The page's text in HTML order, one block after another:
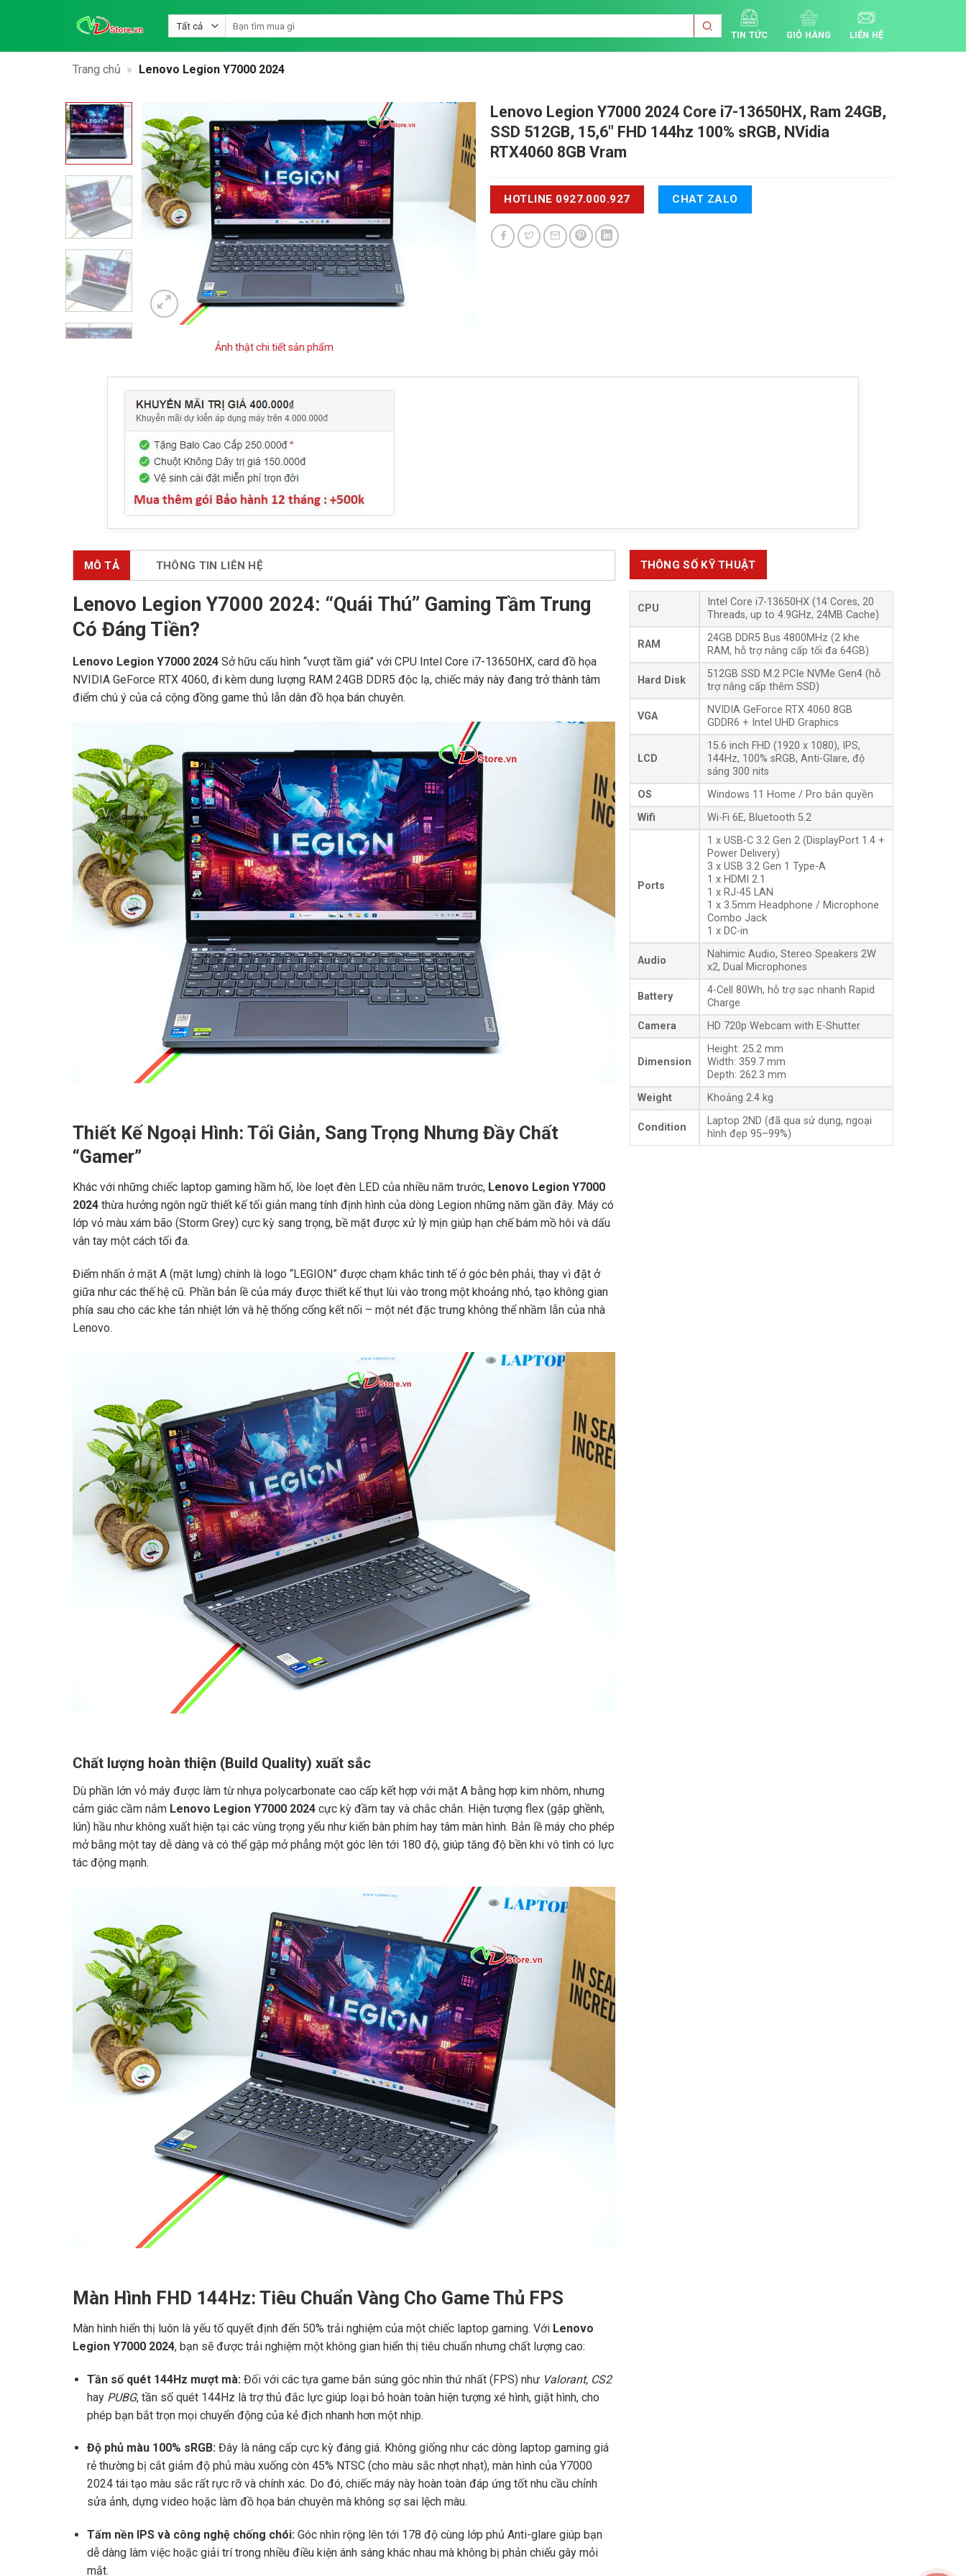
kiếm:
TIN TỨC GIỎ HÀNG LIÊN HỆ
Trang chủ » Lenovo Legion Y7000 2024
Ảnh thật chi tiết sản phẩm
Lenovo Legion Y7000 2024 Core i7-13650HX, Ram 24GB,
SSD 512GB, 15,6" FHD 144hz 100% sRGB, NVidia
RTX4060 8GB Vram
HOTLINE 0927.000.927 CHAT ZALO
MÔ TẢ THÔNG TIN LIÊN HỆ
Lenovo Legion Y7000 2024: “Quái Thú” Gaming Tầm Trung
Có Đáng Tiền?
Lenovo Legion Y7000 2024 Sở hữu cấu hình “vượt tầm giá” với CPU Intel Core i7-13650HX, card đồ họa
NVIDIA GeForce RTX 4060, đi kèm dung lượng RAM 24GB DDR5 độc lạ, chiếc máy này đang trở thành tâm
điểm chú ý của cả cộng đồng game thủ lẫn dân đồ họa bán chuyên.
Thiết Kế Ngoại Hình: Tối Giản, Sang Trọng Nhưng Đầy Chất
“Gamer”
Khác với những chiếc laptop gaming hầm hố, lòe loẹt đèn LED của nhiều năm trước, Lenovo Legion Y7000
2024thừa hưởng ngôn ngữ thiết kế tối giản mang tính định hình của dòng Legion những năm gần đây. Máy có
lớp vỏ màu xám bão (Storm Grey) cực kỳ sang trọng, bề mặt được xử lý mịn giúp hạn chế bám mồ hôi và dấu
vân tay một cách tối đa.
Điểm nhấn ở mặt A (mặt lưng) chính là logo “LEGION” được chạm khắc tinh tế ở góc bên phải, thay vì đặt ở
giữa như các thế hệ cũ. Phần bản lề của máy được thiết kế thụt lùi vào trong một khoảng nhỏ, tạo không gian
phía sau cho các khe tản nhiệt lớn và hệ thống cổng kết nối – một nét đặc trưng không thể nhầm lẫn của nhà
Lenovo.
Chất lượng hoàn thiện (Build Quality) xuất sắc
Dù phần lớn vỏ máy được làm từ nhựa polycarbonate cao cấp kết hợp với mặt A bằng hợp kim nhôm, nhưng
cảm giác cầm nắm Lenovo Legion Y7000 2024cực kỳ đầm tay và chắc chắn. Hiện tượng flex (gập ghềnh,
lún) hầu như không xuất hiện tại các vùng trọng yếu như kiến bàn phím hay tâm màn hình. Bản lề máy cho phép
mở bằng một tay dễ dàng và có thể gập mở phẳng một góc lên tới 180 độ, giúp tăng độ bền khi vô tình có lực
tác động mạnh.
Màn Hình FHD 144Hz: Tiêu Chuẩn Vàng Cho Game Thủ FPS
Màn hình hiển thị luôn là yếu tố quyết định đến 50% trải nghiệm của một chiếc laptop gaming. Với Lenovo
Legion Y7000 2024, bạn sẽ được trải nghiệm một không gian hiển thị tiêu chuẩn nhưng chất lượng cao:
Tần số quét 144Hz mượt mà: Đối với các tựa game bắn súng góc nhìn thứ nhất (FPS) như Valorant, CS2
hay PUBG, tần số quét 144Hz là trợ thủ đắc lực giúp loại bỏ hoàn toàn hiện tượng xé hình, giật hình, cho
phép bạn bắt trọn mọi chuyển động của kẻ địch nhanh hơn một nhịp.
Độ phủ màu 100% sRGB: Đây là nâng cấp cực kỳ đáng giá. Không giống như các dòng laptop gaming giá
rẻ thường bị cắt giảm độ phủ màu xuống còn 45% NTSC (cho màu sắc nhợt nhạt), màn hình của Y7000
2024 tái tạo màu sắc rất rực rỡ và chính xác. Do đó, chiếc máy này hoàn toàn đáp ứng tốt nhu cầu chỉnh
sửa ảnh, dựng video hoặc làm đồ họa bán chuyên mà không sợ sai lệch màu.
Tấm nền IPS và công nghệ chống chói: Góc nhìn rộng lên tới 178 độ cùng lớp phủ Anti-glare giúp bạn
dễ dàng làm việc hoặc giải trí trong nhiều điều kiện ánh sáng khác nhau mà không bị phản chiếu gây mỏi
mắt.
THÔNG SỐ KỸ THUẬT
CPU
Intel Core i7-13650HX (14 Cores, 20
Threads, up to 4.9GHz, 24MB Cache)
RAM
24GB DDR5 Bus 4800MHz (2 khe
RAM, hỗ trợ nâng cấp tối đa 64GB)
Hard Disk
512GB SSD M.2 PCIe NVMe Gen4 (hỗ
trợ nâng cấp thêm SSD)
VGA
NVIDIA GeForce RTX 4060 8GB
GDDR6 + Intel UHD Graphics
LCD
15.6 inch FHD (1920 x 1080), IPS,
144Hz, 100% sRGB, Anti-Glare, độ
sáng 300 nits
OS
Windows 11 Home / Pro bản quyền
Wifi
Wi-Fi 6E, Bluetooth 5.2
Ports
1 x USB-C 3.2 Gen 2 (DisplayPort 1.4 +
Power Delivery)
3 x USB 3.2 Gen 1 Type-A
1 x HDMI 2.1
1 x RJ-45 LAN
1 x 3.5mm Headphone / Microphone
Combo Jack
1 x DC-in
Audio
Nahimic Audio, Stereo Speakers 2W
x2, Dual Microphones
Battery
4-Cell 80Wh, hỗ trợ sạc nhanh Rapid
Charge
Camera
HD 720p Webcam with E-Shutter
Dimension
Height: 25.2 mm
Width: 359.7 mm
Depth: 262.3 mm
Weight
Khoảng 2.4 kg
Condition
Laptop 2ND (đã qua sử dụng, ngoại
hình đẹp 95–99%)